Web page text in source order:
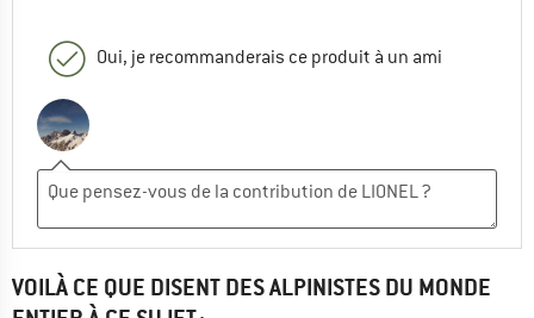
Oui, je recommanderais ce produit à un ami
VOILÀ CE QUE DISENT DES ALPINISTES DU MONDE